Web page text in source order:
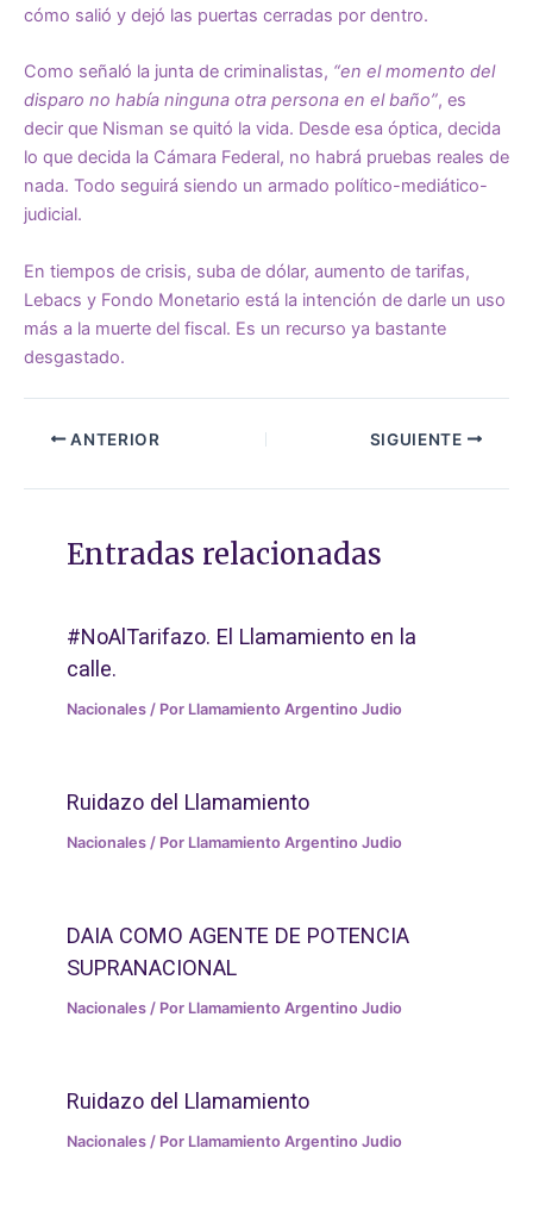
cómo salió y dejó las puertas cerradas por dentro.
Como señaló la junta de criminalistas, “en el momento del
disparo no había ninguna otra persona en el baño”, es
decir que Nisman se quitó la vida. Desde esa óptica, decida
lo que decida la Cámara Federal, no habrá pruebas reales de
nada. Todo seguirá siendo un armado político-mediático-
judicial.
En tiempos de crisis, suba de dólar, aumento de tarifas,
Lebacs y Fondo Monetario está la intención de darle un uso
más a la muerte del fiscal. Es un recurso ya bastante
desgastado.
ANTERIOR SIGUIENTE
Entradas relacionadas
#NoAlTarifazo. El Llamamiento en la
calle.
Nacionales / Por Llamamiento Argentino Judio
Ruidazo del Llamamiento
Nacionales / Por Llamamiento Argentino Judio
DAIA COMO AGENTE DE POTENCIA
SUPRANACIONAL
Nacionales / Por Llamamiento Argentino Judio
Ruidazo del Llamamiento
Nacionales / Por Llamamiento Argentino Judio